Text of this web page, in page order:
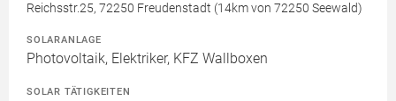
Reichsstr.25, 72250 Freudenstadt (14km von 72250 Seewald)
SOLARANLAGE
Photovoltaik, Elektriker, KFZ Wallboxen
SOLAR TÄTIGKEITEN